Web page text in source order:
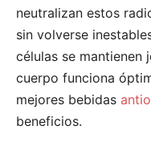
neutralizan estos
sin volverse
células se mantienen
cuerpo funciona
mejores bebidas
beneficios.